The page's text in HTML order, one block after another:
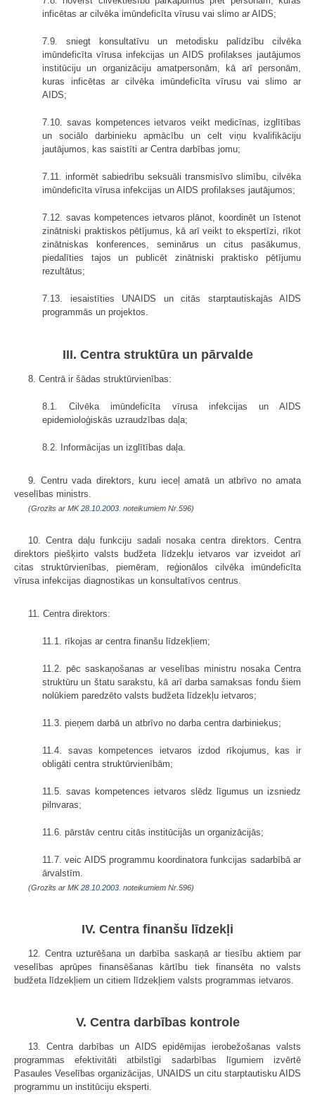
inficētas ar cilvēka imūndeficīta vīrusu vai slimo ar AIDS;
7.9. sniegt konsultatīvu un metodisku palīdzību cilvēka
imūndeficīta vīrusa infekcijas un AIDS profilakses jautājumos
institūciju un organizāciju amatpersonām, kā arī personām,
kuras inficētas ar cilvēka imūndeficīta vīrusu vai slimo ar
AIDS;
7.10. savas kompetences ietvaros veikt medicīnas, izglītības
un sociālo darbinieku apmācību un celt viņu kvalifikāciju
jautājumos, kas saistīti ar Centra darbības jomu;
7.11. informēt sabiedrību seksuāli transmisīvo slimību, cilvēka
imūndeficīta vīrusa infekcijas un AIDS profilakses jautājumos;
7.12. savas kompetences ietvaros plānot, koordinēt un īstenot
zinātniski praktiskos pētījumus, kā arī veikt to ekspertīzi, rīkot
zinātniskas konferences, seminārus un citus pasākumus,
piedalīties tajos un publicēt zinātniski praktisko pētījumu
rezultātus;
7.13. iesaistīties UNAIDS un citās starptautiskajās AIDS
programmās un projektos.
III. Centra struktūra un pārvalde
8. Centrā ir šādas struktūrvienības:
8.1. Cilvēka imūndeficīta vīrusa infekcijas un AIDS
epidemioloģiskās uzraudzības daļa;
8.2. Informācijas un izglītības daļa.
9. Centru vada direktors, kuru ieceļ amatā un atbrīvo no amata
veselības ministrs.
(Grozīts ar MK28.10.2003. noteikumiem Nr.596)
10. Centra daļu funkciju sadali nosaka centra direktors. Centra
direktors piešķirto valsts budžeta līdzekļu ietvaros var izveidot arī
citas struktūrvienības, piemēram, reģionālos cilvēka imūndeficīta
vīrusa infekcijas diagnostikas un konsultatīvos centrus.
11. Centra direktors:
11.1. rīkojas ar centra finanšu līdzekļiem;
11.2. pēc saskaņošanas ar veselības ministru nosaka Centra
struktūru un štatu sarakstu, kā arī darba samaksas fondu šiem
nolūkiem paredzēto valsts budžeta līdzekļu ietvaros;
11.3. pieņem darbā un atbrīvo no darba centra darbiniekus;
11.4. savas kompetences ietvaros izdod rīkojumus, kas ir
obligāti centra struktūrvienībām;
11.5. savas kompetences ietvaros slēdz līgumus un izsniedz
pilnvaras;
11.6. pārstāv centru citās institūcijās un organizācijās;
11.7. veic AIDS programmu koordinatora funkcijas sadarbībā ar
ārvalstīm.
(Grozīts ar MK28.10.2003. noteikumiem Nr.596)
IV. Centra finanšu līdzekļi
12. Centra uzturēšana un darbība saskaņā ar tiesību aktiem par
veselības aprūpes finansēšanas kārtību tiek finansēta no valsts
budžeta līdzekļiem un citiem līdzekļiem valsts programmas ietvaros.
V. Centra darbības kontrole
13. Centra darbības un AIDS epidēmijas ierobežošanas valsts
programmas efektivitāti atbilstīgi sadarbības līgumiem izvērtē
Pasaules Veselības organizācijas, UNAIDS un citu starptautisku AIDS
programmu un institūciju eksperti.